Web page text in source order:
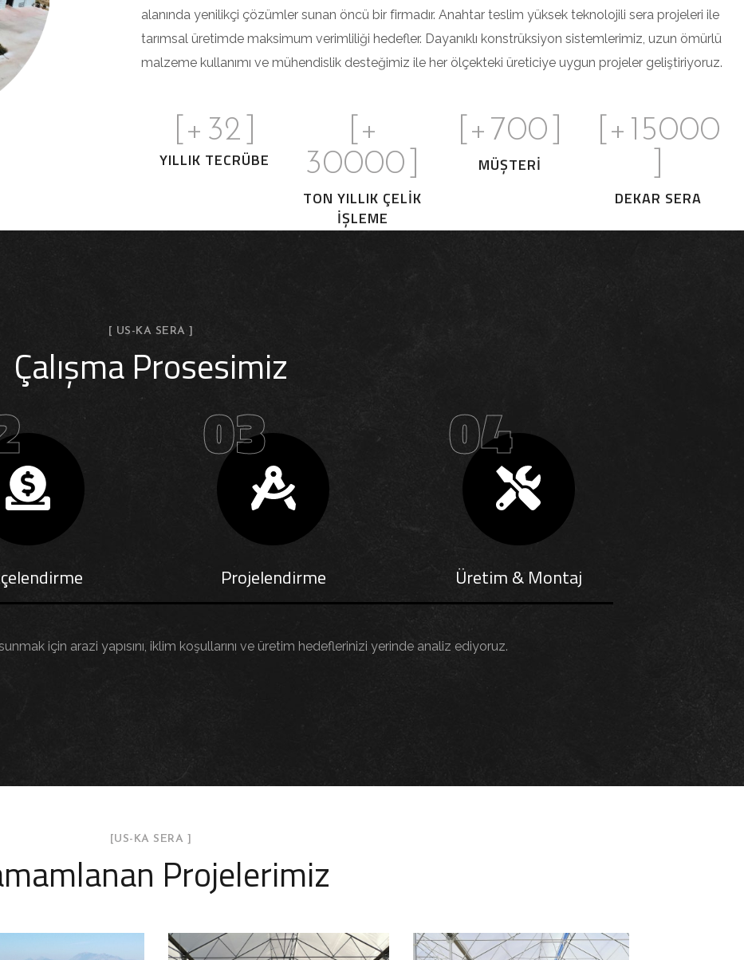
alanında yenilikçi çözümler sunan öncü bir firmadır. Anahtar teslim yüksek teknolojili sera projeleri ile
tarımsal üretimde maksimum verimliliği hedefler. Dayanıklı konstrüksiyon sistemlerimiz, uzun ömürlü
malzeme kullanımı ve mühendislik desteğimiz ile her ölçekteki üreticiye uygun projeler geliştiriyoruz.
[+ 32
YILLIK TECRÜBE
[+
30000
TON YILLIK ÇELIK
IŞLEME
[+ 700
MÜŞTERI
[+ 15000
DEKAR SERA
[ US-KA SERA ]
Çalışma Prosesimiz
03
Projelendirme
04
Üretim & Montaj
için arazi yapısını, iklim koşullarını ve üretim hedeflerinizi yerinde analiz ediyoruz.
[US-KA SERA ]
Projelerimiz